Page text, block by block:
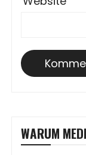
WARUM